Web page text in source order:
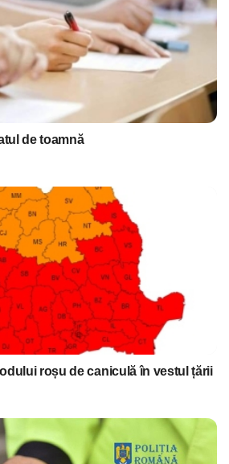
de toamnă
roșu de caniculă în vestul țării